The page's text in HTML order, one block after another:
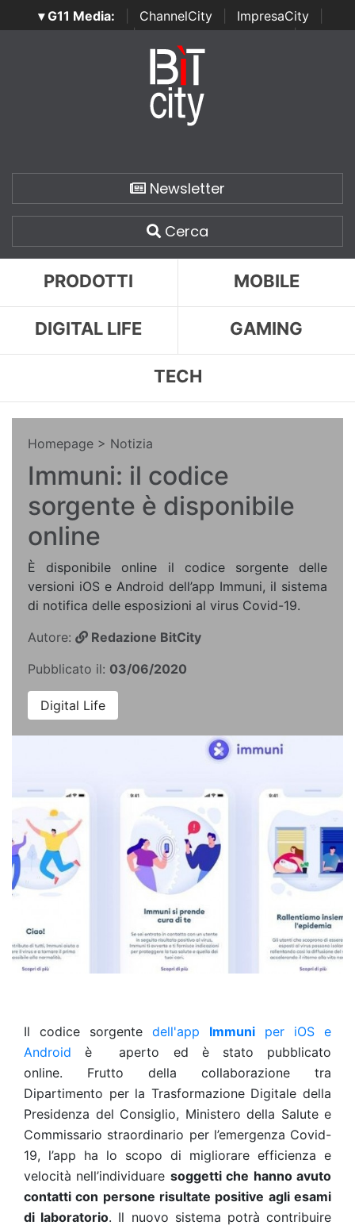
▾ G11 Media: ChannelCity ImpresaCity
SecurityOpenLab | Italian Channel Awards | Italian
Italian Security Awards
Newsletter
Cerca
PRODOTTI MOBILE
DIGITAL LIFE GAMING
TECH
Homepage > Notizia
Immuni: il codice
sorgente è disponibile
online
È disponibile online il codice sorgente delle
versioni iOS e Android dell’app Immuni, il sistema
di notifica delle esposizioni al virus Covid-19.
Autore:
Redazione BitCity
Pubblicato il: 03/06/2020
Digital Life
Il codice sorgente dell'app Immuni per iOS e
Android è aperto ed è stato pubblicato
online. Frutto della collaborazione tra
Dipartimento per la Trasformazione Digitale della
Presidenza del Consiglio, Ministero della Salute e
Commissario straordinario per l’emergenza Covid-
19, l’app ha lo scopo di migliorare efficienza e
velocità nell’individuare soggetti che hanno avuto
contatti con persone risultate positive agli esami
di laboratorio. Il nuovo sistema potrà contribuire